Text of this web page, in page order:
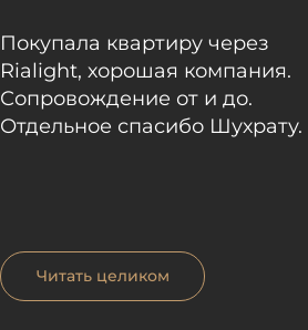
Покупала квартиру через
Rialight, хорошая компания.
Сопровождение от и до.
Отдельное спасибо Шухрату.
Читать целиком